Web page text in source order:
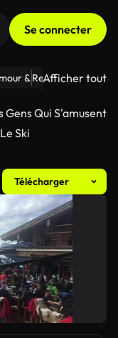
Se connecter
& Relations Le
Afficher tout
Gens Qui S'amusent
Ski
Télécharger